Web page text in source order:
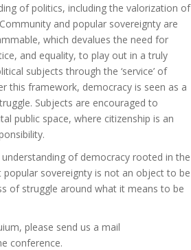
of politics, including the valorization of
and popular sovereignty are
which devalues the need for
and equality, to play out in a truly
subjects through the ‘service’ of
this framework, democracy is seen as a
Subjects are encouraged to
public space, where citizenship is an
of democracy rooted in the
sovereignty is not an object to be
of struggle around what it means to be
please send us a mail
conference.